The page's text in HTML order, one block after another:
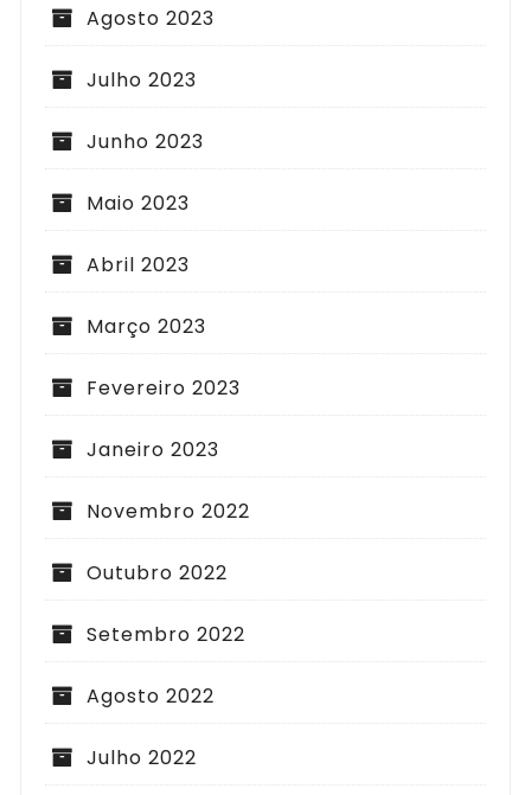
Agosto 2023
Julho 2023
Junho 2023
Maio 2023
Abril 2023
Março 2023
Fevereiro 2023
Janeiro 2023
Novembro 2022
Outubro 2022
Setembro 2022
Agosto 2022
Julho 2022